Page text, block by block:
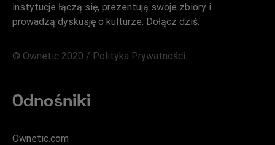
instytucje łączą się, prezentują swoje zbiory i
prowadzą dyskusję o kulturze. Dołącz dziś.
© Ownetic 2020 / Polityka Prywatności
Odnośniki
Ownetic.com